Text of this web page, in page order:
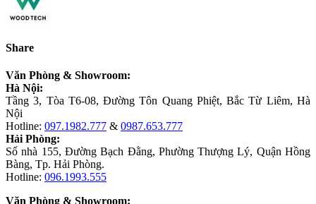
Share
Văn Phòng & Showroom:
Hà Nội:
Tầng 3, Tòa T6-08, Đường Tôn Quang Phiệt, Bắc Từ Liêm, Hà
Nội
Hotline: 097.1982.777 & 0987.653.777
Hải Phòng:
Số nhà 155, Đường Bạch Đằng, Phường Thượng Lý, Quận Hồng
Bàng, Tp. Hải Phòng.
Hotline: 096.1993.555
Văn Phòng & Showroom: